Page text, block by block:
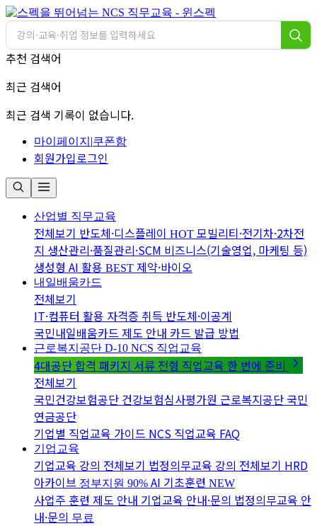
추천 검색어
최근 검색어
최근 검색 기록이 없습니다.
마이페이지 |쿠폰함
회원가입로그인
산업별 직무교육
전체보기 반도체·디스플레이 HOT 모빌리티·전기차·2차전
지 생산관리·품질관리·SCM 비즈니스(기술영업, 마케팅 등)
생성형 AI 활용 BEST 제약·바이오
내일배움카드
전체보기
IT·컴퓨터 활용 자격증 취득 반도체·이공계
국민내일배움카드 제도 안내 카드 발급 방법
근로복지공단 D-10 NCS 직업교육
4대공단 합격 패키지 서류 전형 직업교육 한 번에 준비
전체보기
국민건강보험공단 건강보험심사평가원 근로복지공단 국민
연금공단
기업별 직업교육 가이드 NCS 직업교육 FAQ
기업교육
기업교육 강의 전체보기 법정의무교육 강의 전체보기 HRD
아카이브 정부지원 90% AI 기초훈련 NEW
사업주 훈련 제도 안내 기업교육 안내·문의 법정의무교육 안
내·문의 무료